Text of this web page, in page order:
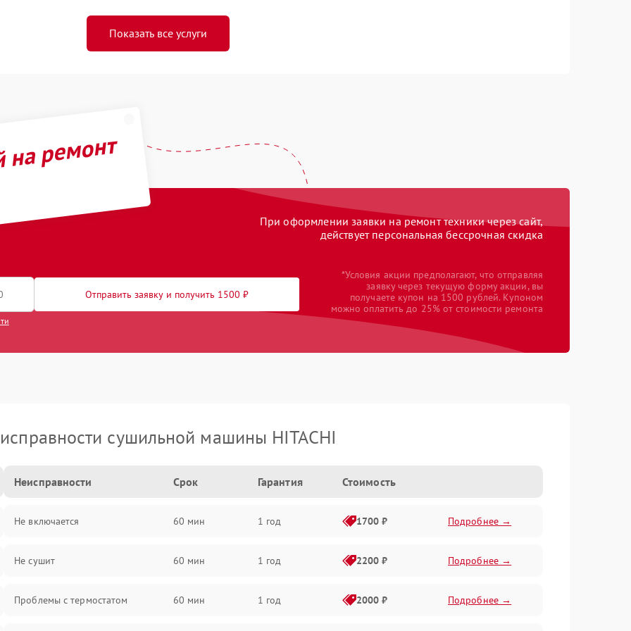
Показать все услуги
ремонт
При оформлении заявки на ремонт техники через сайт,
действует персональная бессрочная скидка
Отправить заявку и получить 1500 ₽
*Условия акции предполагают, что отправляя
заявку через текущую форму акции, вы
получаете купон на 1500 рублей. Купоном
можно оплатить до 25% от стоимости ремонта
сушильной машины HITACHI
Неисправности Срок Гарантия Стоимость
Не включается 60 мин 1 год 1700 ₽ Подробнее →
Не сушит 60 мин 1 год 2200 ₽ Подробнее →
Проблемы с термостатом 60 мин 1 год 2000 ₽ Подробнее →